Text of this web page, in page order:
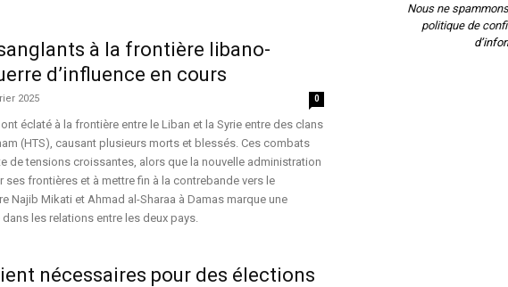
à la frontière libano-
d’influence en cours
2025 0
éclaté à la frontière entre le Liban et la Syrie entre des clans
(HTS), causant plusieurs morts et blessés. Ces combats
de tensions croissantes, alors que la nouvelle administration
ses frontières et à mettre fin à la contrebande vers le
Najib Mikati et Ahmad al-Sharaa à Damas marque une
les relations entre les deux pays.
nécessaires pour des élections
Nous ne
politique de